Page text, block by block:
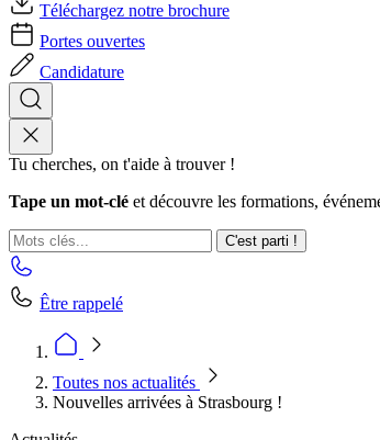
Téléchargez notre brochure
Portes ouvertes
Candidature
Tu cherches, on t'aide à trouver !
Tape un mot-clé et découvre les formations,
C'est parti !
Être rappelé
Toutes nos actualités
Nouvelles arrivées à Strasbourg !